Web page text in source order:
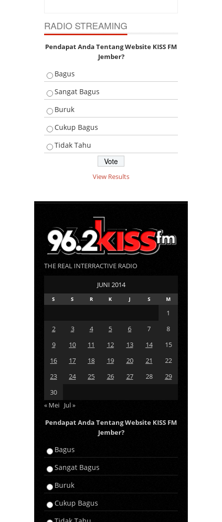
RADIO STREAMING
Pendapat Anda Tentang Website KISS FM
Jember?
Bagus
Sangat Bagus
Buruk
Cukup Bagus
Tidak Tahu
View Results
THE REAL INTERRACTIVE RADIO
JUNI 2014
S S R K J S M
1
2
3 4 5 6 7
8
9
10 11 12 13 14
15
16
17 18 19 20 21
22
23
24 25 26 27 28
29
30
« Mei Jul »
Pendapat Anda Tentang Website KISS FM
Jember?
Bagus
Sangat Bagus
Buruk
Cukup Bagus